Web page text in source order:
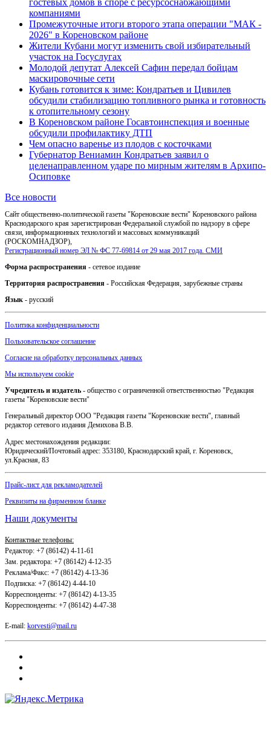
компаниями
Промежуточные итоги второго этапа операции "МАК -
2026" в Кореновском районе
Жители Кубани могут изменить свой избирательный
участок на Госуслугах
Молодой депутат Алексей Сафин передал бойцам
маскировочные сети
Кубань готовится к зиме: Кондратьев и Цивилев
обсудили стабилизацию топливного рынка и готовность
к отопительному сезону
В Кореновском районе Госавтоинспекция и военные
обсудили профилактику ДТП
Чем опасно варенье из плодов с косточками
Губернатор Вениамин Кондратьев заявил о
целенаправленном ударе по мирным жителям в Архипо-
Осиповке
Все новости
Сайт общественно-политической газеты "Кореновские вести" Кореновского района
Краснодарского края зарегистрирован Федеральной службой по надзору в сфере
связи, информационных технологий и массовых коммуникаций
(РОСКОМНАДЗОР),
Регистрационный номер ЭЛ № ФС 77-69814 от 29 мая 2017 года. СМИ
Форма распространения - сетевое издание
Территория распространения - Российская Федерация, зарубежные страны
Язык - русский
Политика конфиденциальности
Пользовательское соглашение
Согласие на обработку персональных данных
Мы используем cookie
Учредитель и издатель - общество с ограниченной ответственностью "Редакция
газеты "Кореновские вести"
Генеральный директор ООО "Редакция газеты "Кореновские вести", главный
редактор сетевого издания Демихова В.В.
Адрес местонахождения редакции:
Юридический/Почтовый адрес: 353180, Краснодарский край, г. Кореновск,
ул.Красная, 83
Прайс-лист для рекламодателей
Реквизиты на фирменном бланке
Наши документы
Контактные телефоны:
Редактор: +7 (86142) 4-11-61
Зам. редактора: +7 (86142) 4-12-35
Реклама/Факс: +7 (86142) 4-13-36
Подписка: +7 (86142) 4-44-10
Корреспонденты: +7 (86142) 4-13-35
Корреспонденты: +7 (86142) 4-47-38
E-mail: korvesti@mail.ru